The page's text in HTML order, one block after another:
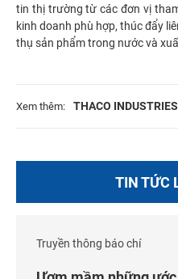
tin thị trường từ các đơn vị
kinh doanh phù hợp, thúc đẩy
thụ sản phẩm trong nước và
Xem thêm: THACO
TIN TỨC
Truyền thông báo chí